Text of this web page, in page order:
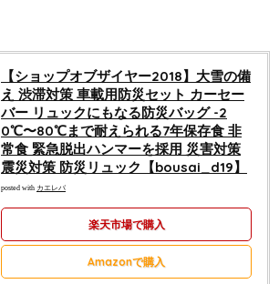
【ショップオブザイヤー2018】大雪の備
え 渋滞対策 車載用防災セット カーセー
バー リュックにもなる防災バッグ -2
0℃〜80℃まで耐えられる7年保存食 非
常食 緊急脱出ハンマーを採用 災害対策
震災対策 防災リュック【bousai_d19】
posted with カエレバ
楽天市場で購入
Amazonで購入